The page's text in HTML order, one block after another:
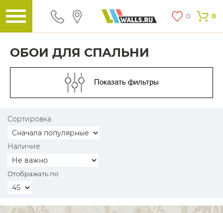
0 0
ОБОИ ДЛЯ СПАЛЬНИ
Показать фильтры
Сортировка
Наличие
Отображать по